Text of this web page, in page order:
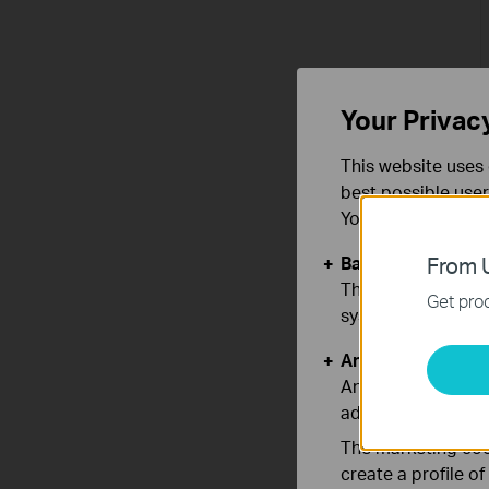
From
Get
Your
This website
best possible
You can find
Basic Cookies
These cookies
systems.
Analysis and
Analysis cookies
adapt the
The marketing
create a profile